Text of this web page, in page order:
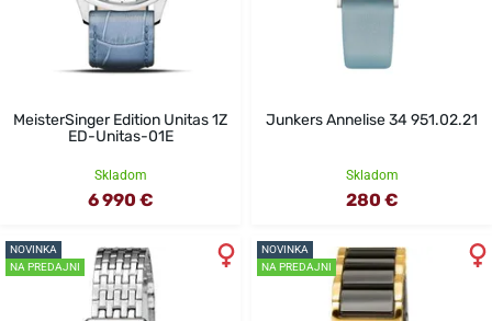
MeisterSinger Edition Unitas 1Z
ED-Unitas-01E
Skladom
6 990 €
Junkers Annelise 34 951.02.21
Skladom
280 €
NOVINKA
NA PREDAJNI
NOVINKA
NA PREDAJNI